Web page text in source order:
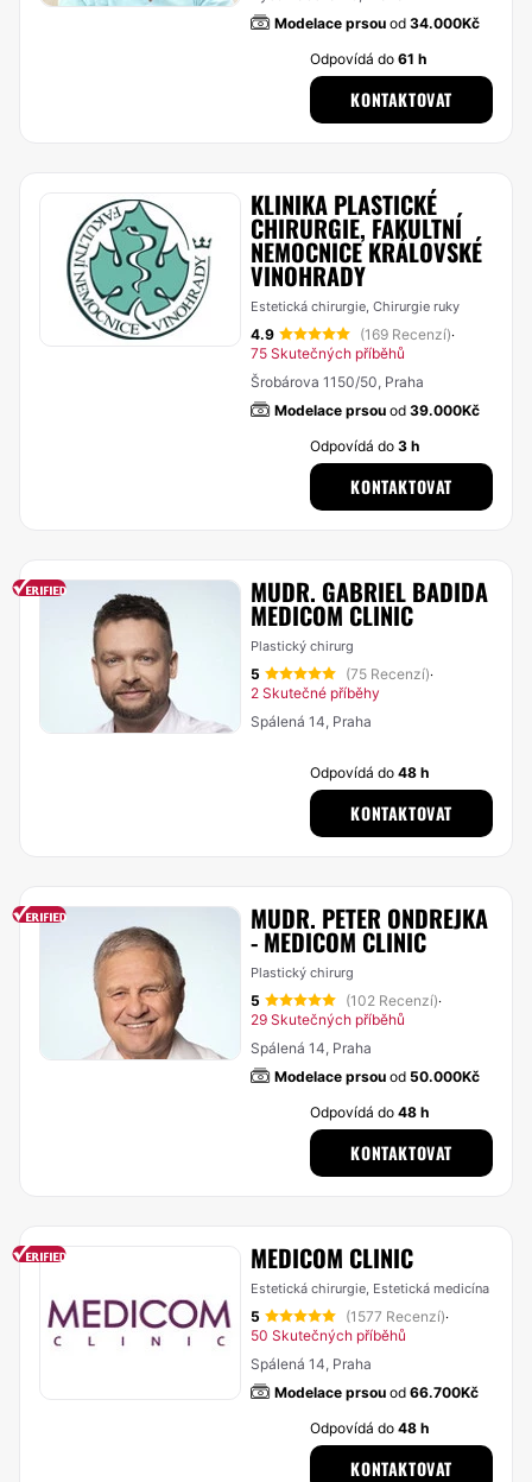
Modelace prsou od 34.000Kč
Odpovídá do61 h
KONTAKTOVAT
KLINIKA PLASTICKÉ
CHIRURGIE, FAKULTNÍ
NEMOCNICE KRÁLOVSKÉ
VINOHRADY
Estetická chirurgie, Chirurgie ruky
4.9 (169 Recenzí)·
75 Skutečných příběhů
Šrobárova 1150/50, Praha
Modelace prsou od 39.000Kč
Odpovídá do3 h
KONTAKTOVAT
MUDR. GABRIEL BADIDA
MEDICOM CLINIC
Plastický chirurg
5 (75 Recenzí)·
2 Skutečné příběhy
Spálená 14, Praha
Odpovídá do48 h
KONTAKTOVAT
MUDR. PETER ONDREJKA
- MEDICOM CLINIC
Plastický chirurg
5 (102 Recenzí)·
29 Skutečných příběhů
Spálená 14, Praha
Modelace prsou od 50.000Kč
Odpovídá do48 h
KONTAKTOVAT
MEDICOM CLINIC
Estetická chirurgie, Estetická medicína
5 (1577 Recenzí)·
50 Skutečných příběhů
Spálená 14, Praha
Modelace prsou od 66.700Kč
Odpovídá do48 h
KONTAKTOVAT